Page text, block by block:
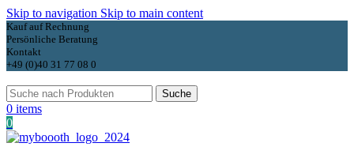
Skip to navigation Skip to main content
Kauf auf Rechnung
Persönliche Beratung
Kontakt
+49 (0)40 31 77 08 0
Suche
0 items
0